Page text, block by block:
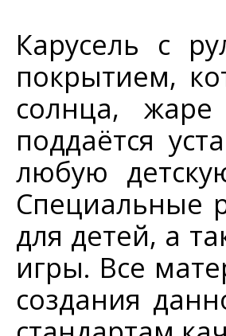
Карусель с
покрытием,
солнца,
поддаётся
любую
Специальные
для детей, а
игры. Все
создания